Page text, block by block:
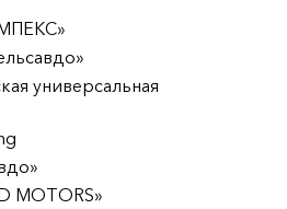
универсальная
MOTORS»